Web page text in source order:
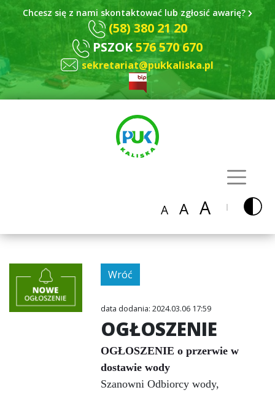
Chcesz się z nami skontaktować lub zgłosić awarię?
(58) 380 21 20
PSZOK576 570 670
sekretariat@pukkaliska.pl
A A A
Wróć
data dodania: 2024.03.06 17:59
OGŁOSZENIE
OGŁOSZENIEo przerwie w
dostawie wody
Szanowni Odbiorcy wody,